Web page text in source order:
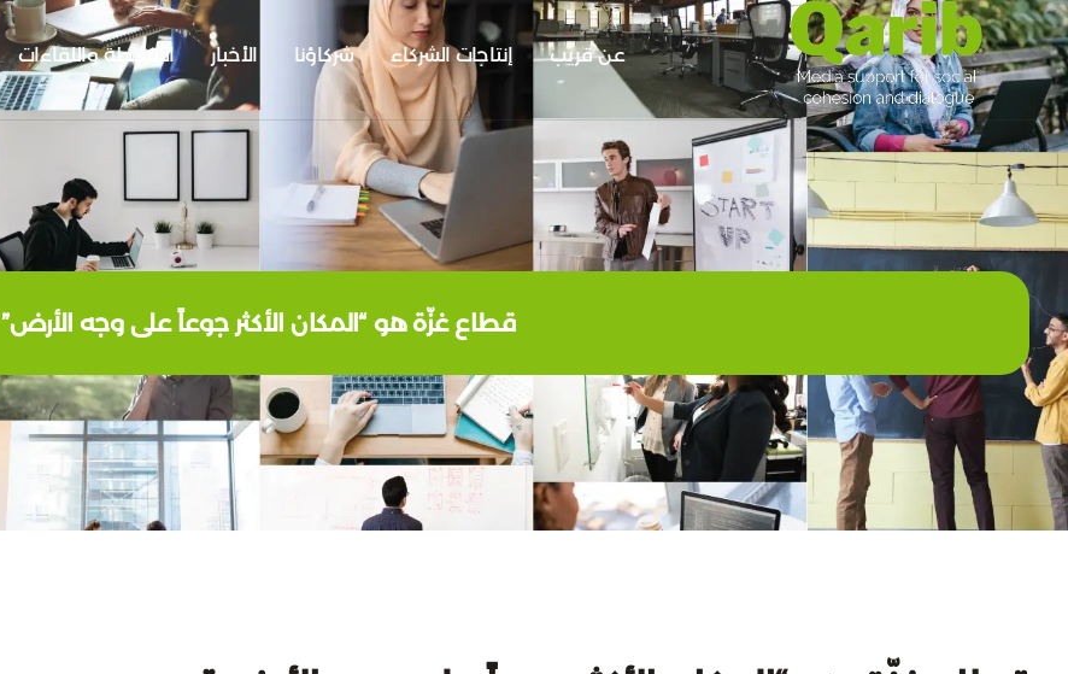
عن قريب إنتاجات الشركاء شركاؤنا الأخبار الأنشطة واللقاءات
قطاع غزّة هو “المكان الأكثر جوعاً على وجه الأرض”